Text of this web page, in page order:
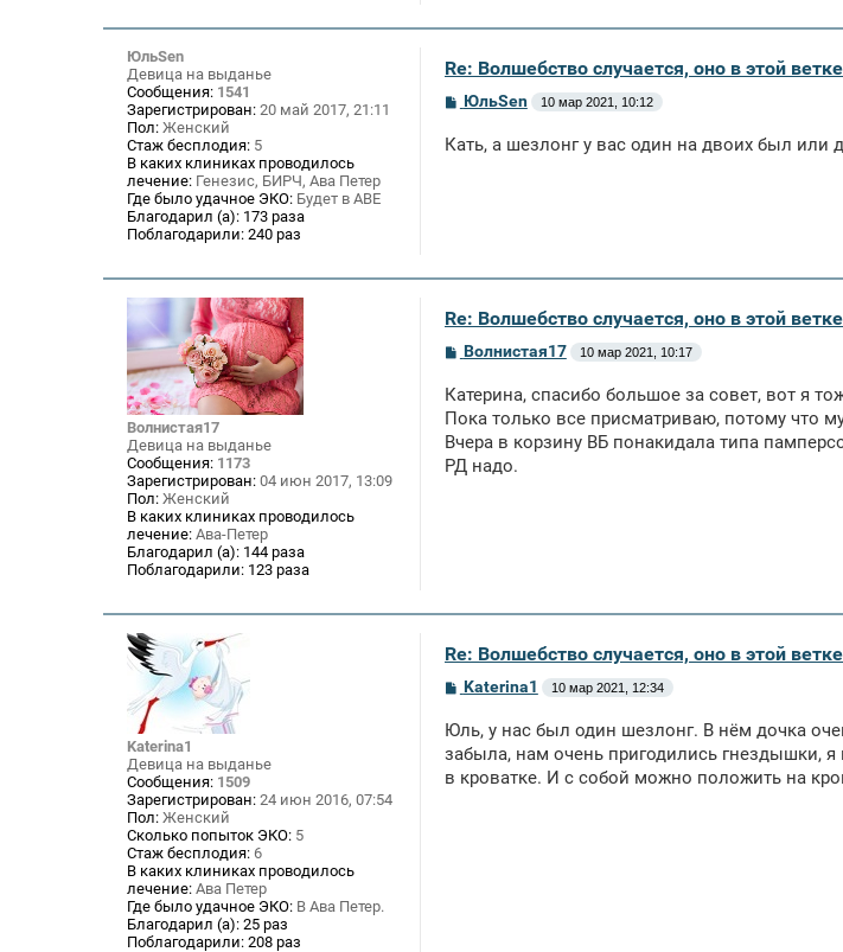
ЮльSen
Девица на выданье
Сообщения: 1541
Зарегистрирован: 20 май 2017, 21:11
Пол: Женский
Стаж бесплодия: 5
В каких клиниках проводилось
лечение: Генезис, БИРЧ, Ава Петер
Где было удачное ЭКО: Будет в АВЕ
Благодарил (а): 173 раза
Поблагодарили: 240 раз
Re: Волшебство случается, оно в этой
С
б
ЮльSen 10 мар 2021, 10:12
Кать, а шезлонг у вас один на двоих был или
Волнистая17
Девица на выданье
Сообщения: 1173
Зарегистрирован: 04 июн 2017, 13:09
Пол: Женский
В каких клиниках проводилось
лечение: Ава-Петер
Благодарил (а): 144 раза
Поблагодарили: 123 раза
Re: Волшебство случается, оно в этой
С
б
щ
н
и
Волнистая17 10 мар 2021, 10:17
Катерина, спасибо большое за совет, вот я
Пока только все присматриваю, потому что
Вчера в корзину ВБ понакидала типа
РД надо.
Katerina1
Девица на выданье
Сообщения: 1509
Зарегистрирован: 24 июн 2016, 07:54
Пол: Женский
Сколько попыток ЭКО: 5
Стаж бесплодия: 6
В каких клиниках проводилось
лечение: Ава Петер
Где было удачное ЭКО: В Ава Петер.
Благодарил (а): 25 раз
Поблагодарили: 208 раз
Re: Волшебство случается, оно в этой
С
б
щ
н
Katerina1 10 мар 2021, 12:34
Юль, у нас был один шезлонг. В нём дочка
забыла, нам очень пригодились гнездышки,
в кроватке. И с собой можно положить на